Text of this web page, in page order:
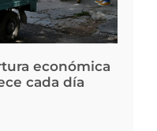
económica
cada día